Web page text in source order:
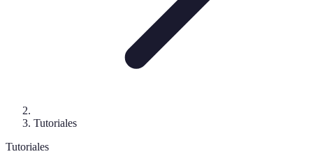
Tutoriales
Tutoriales